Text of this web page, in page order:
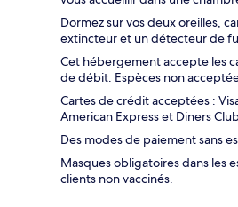
Dormez sur vos deux oreilles,
extincteur et un détecteur de
Cet hébergement accepte les
de débit. Espèces non
Cartes de crédit acceptées :
American Express et Diners
Des modes de paiement sans
Masques obligatoires dans les
clients non vaccinés.